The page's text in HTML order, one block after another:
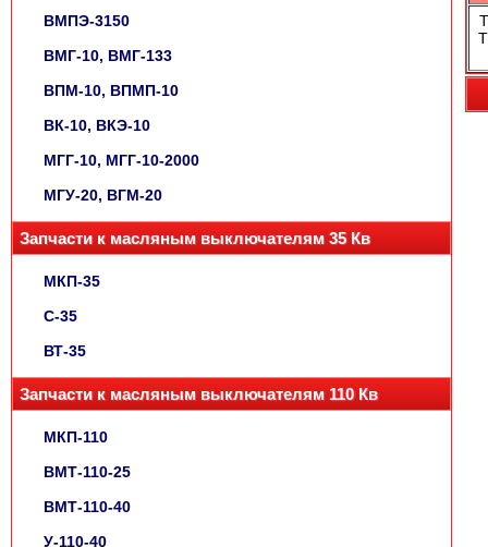
ВМПЭ-3150
ВМГ-10, ВМГ-133
ВПМ-10, ВПМП-10
ВК-10, ВКЭ-10
МГГ-10, МГГ-10-2000
МГУ-20, ВГМ-20
Запчасти к масляным выключателям 35 Кв
МКП-35
С-35
ВТ-35
Запчасти к масляным выключателям 110 Кв
МКП-110
ВМТ-110-25
ВМТ-110-40
У-110-40